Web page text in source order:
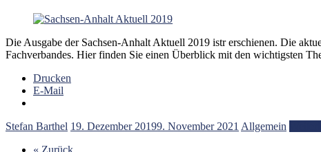
Die Ausgabe der Sachsen-Anhalt Aktuell 2019 istr erschienen. Die
Fachverbandes. Hier finden Sie einen Überblick mit den wichtigsten
Drucken
E-Mail
Stefan Barthel 19. Dezember 20199. November 2021 Allgemein
« Zurück